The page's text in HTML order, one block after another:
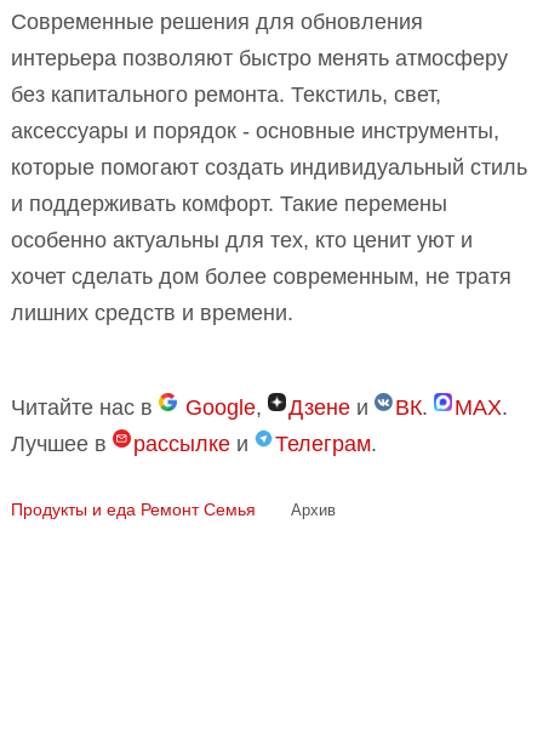
Современные решения для обновления
интерьера позволяют быстро менять атмосферу
без капитального ремонта. Текстиль, свет,
аксессуары и порядок - основные инструменты,
которые помогают создать индивидуальный стиль
и поддерживать комфорт. Такие перемены
особенно актуальны для тех, кто ценит уют и
хочет сделать дом более современным, не тратя
лишних средств и времени.
Читайте нас в Google, Дзене и ВК. MAX.
Лучшее в
рассылке и Телеграм.
Продукты и еда Ремонт Семья Архив